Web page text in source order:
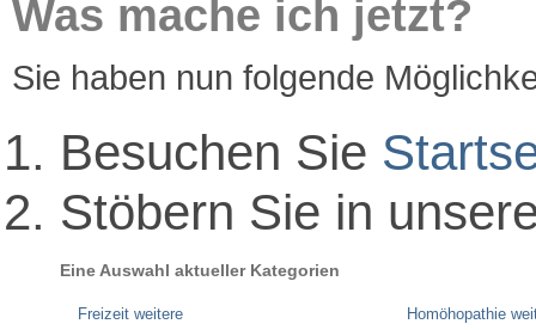
Was mache ich jetzt?
Sie haben nun folgende
Besuchen Sie
Stöbern Sie in
Eine Auswahl aktueller Kategorien
Freizeit weitere
Homöhopathie